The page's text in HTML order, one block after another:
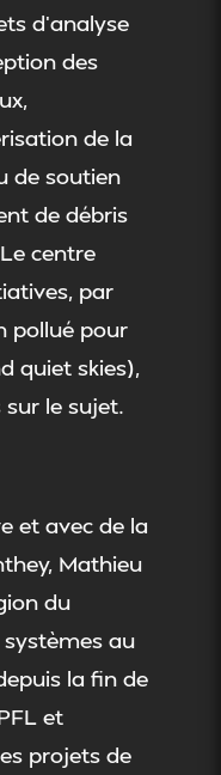
d’analyse
des
de la
de soutien
de débris
centre
par
pollué pour
quiet skies),
sur le sujet.
et avec de la
Mathieu
du
au
la fin de
et
projets de